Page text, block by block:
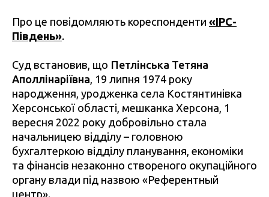
Про це повідомляють кореспонденти «ІРС-
Південь».
Суд встановив, що Петлінська Тетяна
Аполлінаріївна , 19 липня 1974 року
народження, уродженка села Костянтинівка
Херсонської області, мешканка Херсона, 1
вересня 2022 року добровільно стала
начальницею відділу – головною
бухгалтеркою відділу планування, економіки
та фінансів незаконно створеного окупаційного
органу влади під назвою «Референтный
центр».